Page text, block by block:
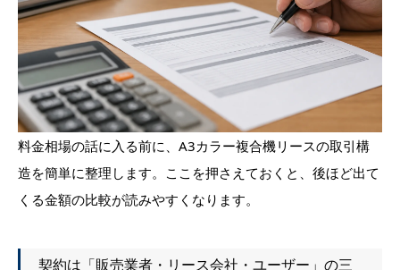
料金相場の話に入る前に、A3カラー複合機リースの取引構
造を簡単に整理します。ここを押さえておくと、後ほど出て
くる金額の比較が読みやすくなります。
契約は「販売業者・リース会社・ユーザー」の三